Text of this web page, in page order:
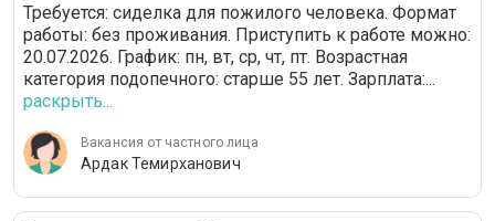
Требуется: сиделка для пожилого человека. Формат
работы: без проживания. Приступить к работе можно:
20.07.2026. График: пн, вт, ср, чт, пт. Возрастная
категория подопечного: cтарше 55 лет. Зарплата:...
раскрыть...
Вакансия от частного лица
Ардак Темирханович